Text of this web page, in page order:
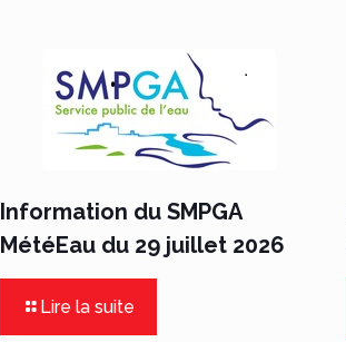
Information du SMPGA
MétéEau du 29 juillet 2026
Lire la suite